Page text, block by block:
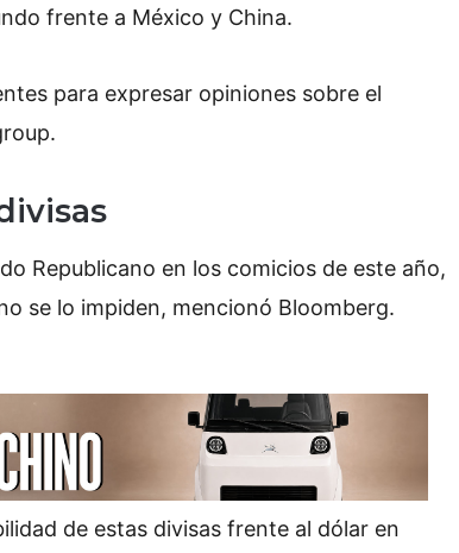
frente a México y China.
para expresar opiniones sobre el
Republicano en los comicios de este año,
se lo impiden, mencionó Bloomberg.
de estas divisas frente al dólar en